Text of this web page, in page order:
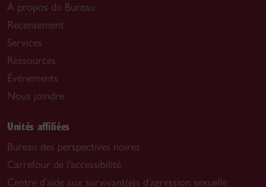
À propos du Bureau
Recensement
Services
Ressources
Événements
Nous joindre
Unités affiliées
Bureau des perspectives noires
Carrefour de l’accessibilité
Centre d’aide aux survivant(e)s d’agression sexuelle